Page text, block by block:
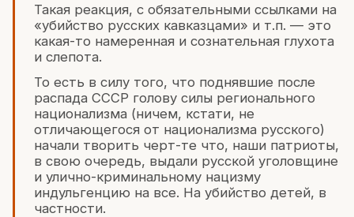
Такая реакция, с обязательными ссылками на
«убийство русских кавказцами» и т.п. — это
какая-то намеренная и сознательная глухота
и слепота.
То есть в силу того, что поднявшие после
распада СССР голову силы регионального
национализма (ничем, кстати, не
отличающегося от национализма русского)
начали творить черт-те что, наши патриоты,
в свою очередь, выдали русской уголовщине
и улично-криминальному нацизму
индульгенцию на все. На убийство детей, в
частности.